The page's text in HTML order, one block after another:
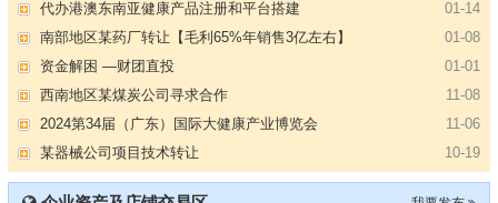
01-08
南部地区某药厂转让【毛利65%年销售3亿左右】
01-01
资金解困 —财团直投
11-08
西南地区某煤炭公司寻求合作
11-06
2024第34届（广东）国际大健康产业博览会
10-19
某器械公司项目技术转让
10-13
#冠心病养生素口服液项目招商或寻求技术转让
10-13
大健康交易中心平台招商